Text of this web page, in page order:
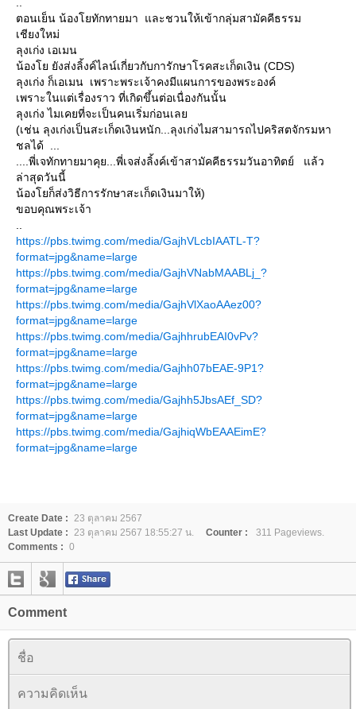
ตอนเย็น น้องโยทักทายมา และชวนให้เข้ากลุ่มสามัคคีธรรม
เชียงใหม่
ลุงเก่ง เอเมน
น้องโย ยังส่งลิ้งค์ไลน์เกี่ยวกับการักษาโรคสะเก็ดเงิน (CDS)
ลุงเก่ง ก็เอเมน เพราะพระเจ้าคงมีแผนการของพระองค์
เพราะในแต่เรื่องราว ที่เกิดขึ้นต่อเนื่องกันนั้น
ลุงเก่ง ไมเคยที่จะเป็นคนเริ่มก่อนเลย
(เช่น ลุงเก่งเป็นสะเก็ดเงินหนัก...ลุงเก่งไมสามารถไปคริสตจักรมหา
ชลได้ ...
....พี่เจทักทายมาคุย...พี่เจส่งลิ้งค์เข้าสามัคคีธรรมวันอาทิตย์ แล้ว
ล่าสุดวันนี้
น้องโยก็ส่งวิธีการรักษาสะเก็ดเงินมาให้)
ขอบคุณพระเจ้า
https://pbs.twimg.com/media/GajhVLcbIAATL-T?
format=jpg&name=large
https://pbs.twimg.com/media/GajhVNabMAABLj_?
format=jpg&name=large
https://pbs.twimg.com/media/GajhVlXaoAAez00?
format=jpg&name=large
https://pbs.twimg.com/media/GajhhrubEAI0vPv?
format=jpg&name=large
https://pbs.twimg.com/media/Gajhh07bEAE-9P1?
format=jpg&name=large
https://pbs.twimg.com/media/Gajhh5JbsAEf_SD?
format=jpg&name=large
https://pbs.twimg.com/media/GajhiqWbEAAEimE?
format=jpg&name=large
Create Date : 23 ตุลาคม 2567
Last Update : 23 ตุลาคม 2567 18:55:27 น. Counter :
311 Pageviews.
Comments : 0
Comment